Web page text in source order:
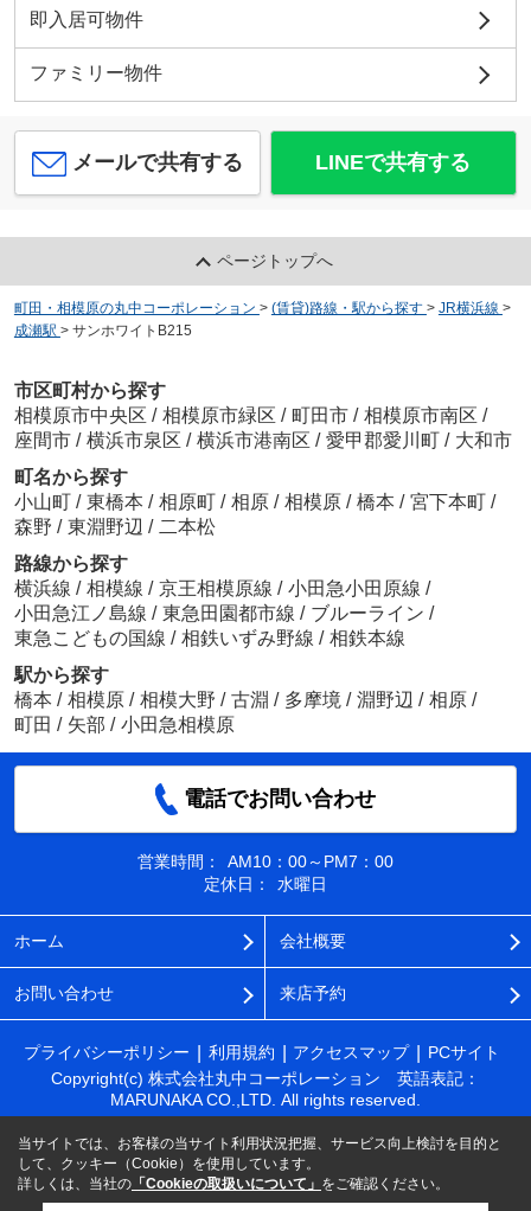
即入居可物件
ファミリー物件
メールで共有する LINEで共有する
ページトップへ
町田・相模原の丸中コーポレーション > (賃貸)路線・駅から探す > JR横浜線 >
成瀬駅 > サンホワイトB215
市区町村から探す
相模原市中央区 / 相模原市緑区 / 町田市 / 相模原市南区 /
座間市 / 横浜市泉区 / 横浜市港南区 / 愛甲郡愛川町 / 大和市
町名から探す
小山町 / 東橋本 / 相原町 / 相原 / 相模原 / 橋本 / 宮下本町 /
森野 / 東淵野辺 / 二本松
路線から探す
横浜線 / 相模線 / 京王相模原線 / 小田急小田原線 /
小田急江ノ島線 / 東急田園都市線 / ブルーライン /
東急こどもの国線 / 相鉄いずみ野線 / 相鉄本線
駅から探す
橋本 / 相模原 / 相模大野 / 古淵 / 多摩境 / 淵野辺 / 相原 /
町田 / 矢部 / 小田急相模原
電話でお問い合わせ
営業時間：
AM10：00～PM7：00
定休日：
水曜日
ホーム 会社概要
お問い合わせ 来店予約
プライバシーポリシー 利用規約 アクセスマップ
PCサイト
Copyright(c) 株式会社丸中コーポレーション 英語表記：
MARUNAKA CO.,LTD. All rights reserved.
当サイトでは、お客様の当サイト利用状況把握、サービス向上検討を目的と
して、クッキー（Cookie）を使用しています。
詳しくは、当社の 「Cookieの取扱いについて」 をご確認ください。